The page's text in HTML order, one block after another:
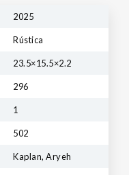
2025
Rústica
23.5×15.5×2.2
296
1
502
Kaplan, Aryeh